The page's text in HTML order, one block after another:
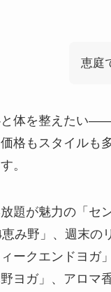
恵庭
体を整えたい
格もスタイルも
。
題が魅力の「セ
み野」、週末の
ークエンドヨガ
ヨガ」、アロマ